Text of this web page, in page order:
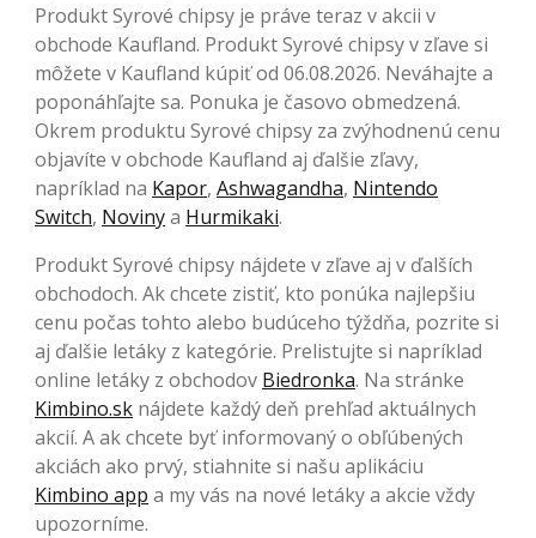
Produkt Syrové chipsy je práve teraz v akcii v
obchode Kaufland. Produkt Syrové chipsy v zľave si
môžete v Kaufland kúpiť od 06.08.2026. Neváhajte a
poponáhľajte sa. Ponuka je časovo obmedzená.
Okrem produktu Syrové chipsy za zvýhodnenú cenu
objavíte v obchode Kaufland aj ďalšie zľavy,
napríklad na Kapor, Ashwagandha, Nintendo
Switch, Novinya Hurmikaki.
Produkt Syrové chipsy nájdete v zľave aj v ďalších
obchodoch. Ak chcete zistiť, kto ponúka najlepšiu
cenu počas tohto alebo budúceho týždňa, pozrite si
aj ďalšie letáky z kategórie. Prelistujte si napríklad
online letáky z obchodov Biedronka. Na stránke
Kimbino.sk nájdete každý deň prehľad aktuálnych
akcií. A ak chcete byť informovaný o obľúbených
akciách ako prvý, stiahnite si našu aplikáciu
Kimbino app a my vás na nové letáky a akcie vždy
upozorníme.